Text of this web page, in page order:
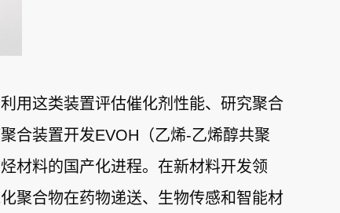
用这类装置评估催化剂性能、研究聚合
合装置开发EVOH（乙烯-乙烯醇共聚
材料的国产化进程。在新材料开发领
聚合物在药物递送、生物传感和智能材